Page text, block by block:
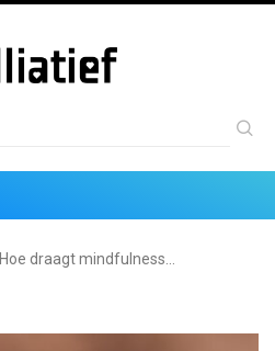
Hoe draagt mindfulness…